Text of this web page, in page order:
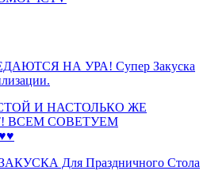
НА УРА! Супер Закуска
И НАСТОЛЬКО ЖЕ
ВСЕМ СОВЕТУЕМ
Для Праздничного Стола